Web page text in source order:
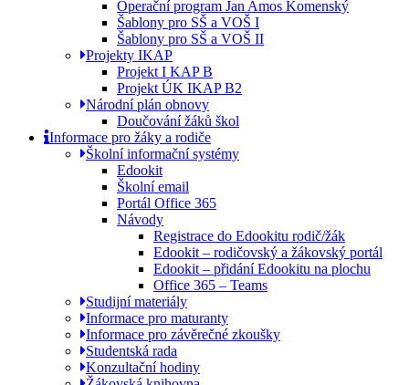
Operační program Jan Amos Komenský
Šablony pro SŠ a VOŠ I
Šablony pro SŠ a VOŠ II
Projekty IKAP
Projekt I KAP B
Projekt ÚK IKAP B2
Národní plán obnovy
Doučování žáků škol
Informace pro žáky a rodiče
Školní informační systémy
Edookit
Školní email
Portál Office 365
Návody
Registrace do Edookitu rodič/žák
Edookit – rodičovský a žákovský portál
Edookit – přidání Edookitu na plochu
Office 365 – Teams
Studijní materiály
Informace pro maturanty
Informace pro závěrečné zkoušky
Studentská rada
Konzultační hodiny